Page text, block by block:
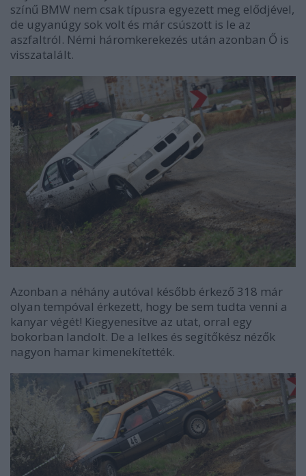
színű BMW nem csak típusra egyezett meg elődjével,
de ugyanúgy sok volt és már csúszott is le az
aszfaltról. Némi háromkerekezés után azonban Ő is
visszatalált.
Azonban a néhány autóval később érkező 318 már
olyan tempóval érkezett, hogy be sem tudta venni a
kanyar végét! Kiegyenesítve az utat, orral egy
bokorban landolt. De a lelkes és segítőkész nézők
nagyon hamar kimenekítették.